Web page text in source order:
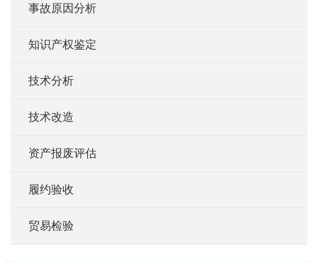
事故原因分析
知识产权鉴定
技术分析
技术改造
资产报废评估
履约验收
贸易检验